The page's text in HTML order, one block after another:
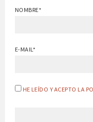
NOMBRE*
E-MAIL*
HE LEÍDO Y ACEPTO LA